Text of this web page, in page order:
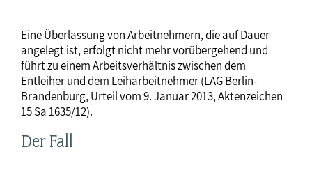
Eine Überlassung von Arbeitnehmern, die auf Dauer
angelegt ist, erfolgt nicht mehr vorübergehend und
führt zu einem Arbeitsverhältnis zwischen dem
Entleiher und dem Leiharbeitnehmer (LAG Berlin-
Brandenburg, Urteil vom 9. Januar 2013, Aktenzeichen
15 Sa 1635/12).
Der Fall